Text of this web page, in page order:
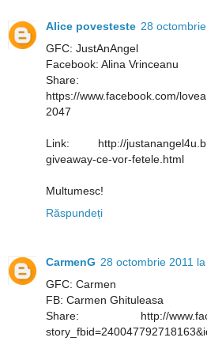
Alice povesteste 28
GFC: JustAnAngel
Facebook: Alina Vrinceanu
Share:
https://www.facebook.com/
2047
Link: http://
giveaway-ce-vor-fetele.html
Multumesc!
Răspundeți
CarmenG 28 octombrie 2011
GFC: Carmen
FB: Carmen Ghituleasa
Share: http://